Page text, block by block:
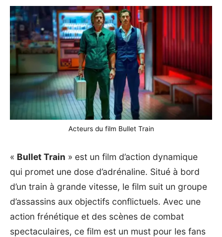
Acteurs du film Bullet Train
« Bullet Train » est un film d’action dynamique
qui promet une dose d’adrénaline. Situé à bord
d’un train à grande vitesse, le film suit un groupe
d’assassins aux objectifs conflictuels. Avec une
action frénétique et des scènes de combat
spectaculaires, ce film est un must pour les fans